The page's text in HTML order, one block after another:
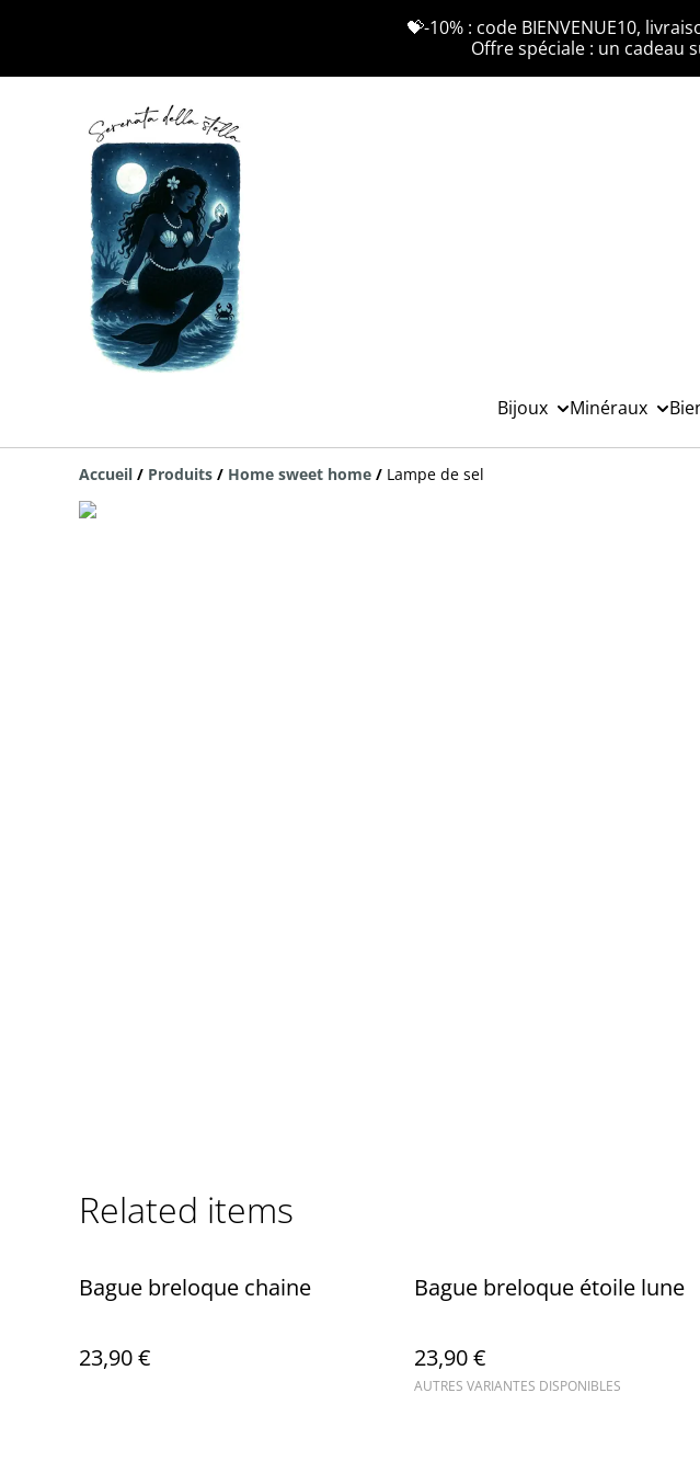
💝-10% : code BIENVENUE10,
Offre spéciale : un cadeau
Bijoux Minéraux
Accueil / Produits / Home sweet home / Lampe de sel
Related items
Bague breloque chaine
23,90 €
Bague breloque étoile lune
23,90 €
AUTRES VARIANTES DISPONIBLES